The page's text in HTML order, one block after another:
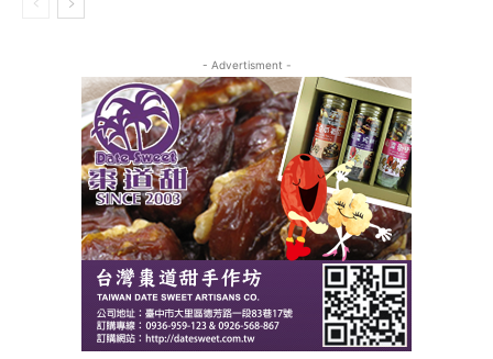
- Advertisment -